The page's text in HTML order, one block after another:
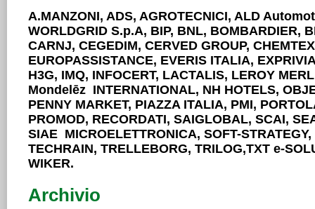
A.MANZONI, ADS, AGROTECNICI, ALD
WORLDGRID S.p.A, BIP, BNL, BOMBARDIER,
CARNJ, CEGEDIM, CERVED GROUP,
EUROPASSISTANCE, EVERIS ITALIA,
H3G, IMQ, INFOCERT, LACTALIS, LEROY
Mondelēz INTERNATIONAL, NH HOTELS,
PENNY MARKET, PIAZZA ITALIA, PMI,
PROMOD, RECORDATI, SAIGLOBAL, SCAI,
SIAE MICROELETTRONICA, SOFT-
TECHRAIN, TRELLEBORG, TRILOG,TXT e-
WIKER.
Archivio